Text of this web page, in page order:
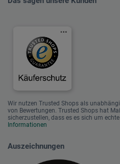
Wir nutzen Trusted Shops als
von Bewertungen. Trusted Shops hat
sicherzustellen, dass es es sich um
Informationen
Auszeichnungen